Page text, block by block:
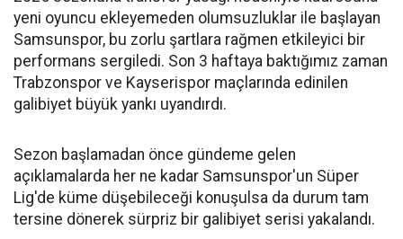
yeni oyuncu ekleyemeden olumsuzluklar ile başlayan
Samsunspor, bu zorlu şartlara rağmen etkileyici bir
performans sergiledi. Son 3 haftaya baktığımız zaman
Trabzonspor ve Kayserispor maçlarında edinilen
galibiyet büyük yankı uyandırdı.
Sezon başlamadan önce gündeme gelen
açıklamalarda her ne kadar Samsunspor'un Süper
Lig'de küme düşebileceği konuşulsa da durum tam
tersine dönerek sürpriz bir galibiyet serisi yakalandı.